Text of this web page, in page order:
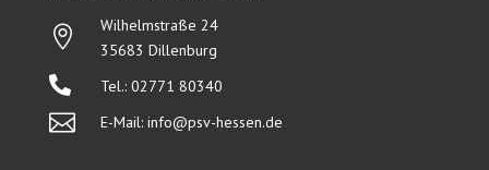

Wilhelmstraße 24
35683 Dillenburg
 Tel.: 02771 80340
 E-Mail: info@psv-hessen.de